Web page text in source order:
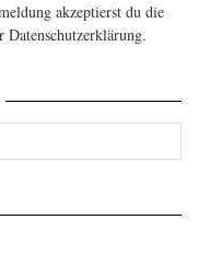
akzeptierst du die
Datenschutzerklärung.